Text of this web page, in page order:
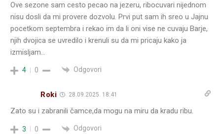
Ove sezone sam cesto pecao na jezeru, ribocuvari nijednom
nisu dosli da mi provere dozvolu. Prvi put sam ih sreo u Jajnu
pocetkom septembra i rekao im da li oni vise ne cuvaju Barje,
njih dvojica se uvredilo i krenuli su da mi pricaju kako ja
izmisljam…
4 0 Odgovori
Roki 28.09.2025. 18:41
Zato su i zabranili čamce,da mogu na miru da kradu ribu.
3 0 Odgovori